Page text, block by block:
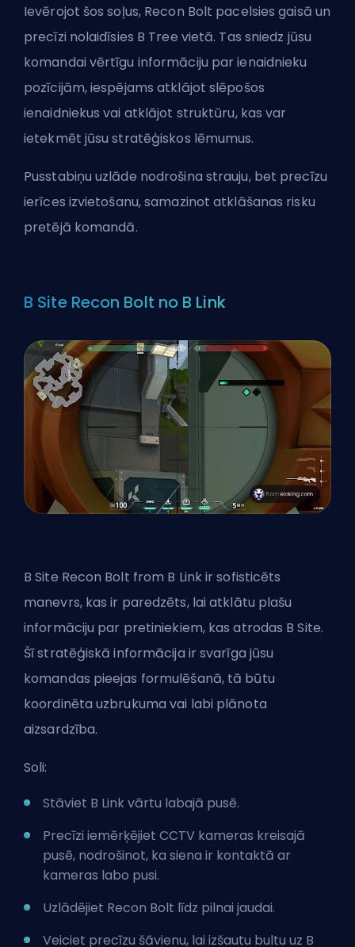
Ievērojot šos soļus, Recon Bolt pacelsies gaisā un
precīzi nolaidīsies B Tree vietā. Tas sniedz jūsu
komandai vērtīgu informāciju par ienaidnieku
pozīcijām, iespējams atklājot slēpošos
ienaidniekus vai atklājot struktūru, kas var
ietekmēt jūsu stratēģiskos lēmumus.
Pusstabiņu uzlāde nodrošina strauju, bet precīzu
ierīces izvietošanu, samazinot atklāšanas risku
pretējā komandā.
B Site Recon Bolt no B Link
B Site Recon Bolt from B Link ir sofisticēts
manevrs, kas ir paredzēts, lai atklātu plašu
informāciju par pretiniekiem, kas atrodas B Site.
Šī stratēģiskā informācija ir svarīga jūsu
komandas pieejas formulēšanā, tā būtu
koordinēta uzbrukuma vai labi plānota
aizsardzība.
Soli:
Stāviet B Link vārtu labajā pusē.
Precīzi iemērķējiet CCTV kameras kreisajā
pusē, nodrošinot, ka siena ir kontaktā ar
kameras labo pusi.
Uzlādējiet Recon Bolt līdz pilnai jaudai.
Veiciet precīzu šāvienu, lai izšautu bultu uz B